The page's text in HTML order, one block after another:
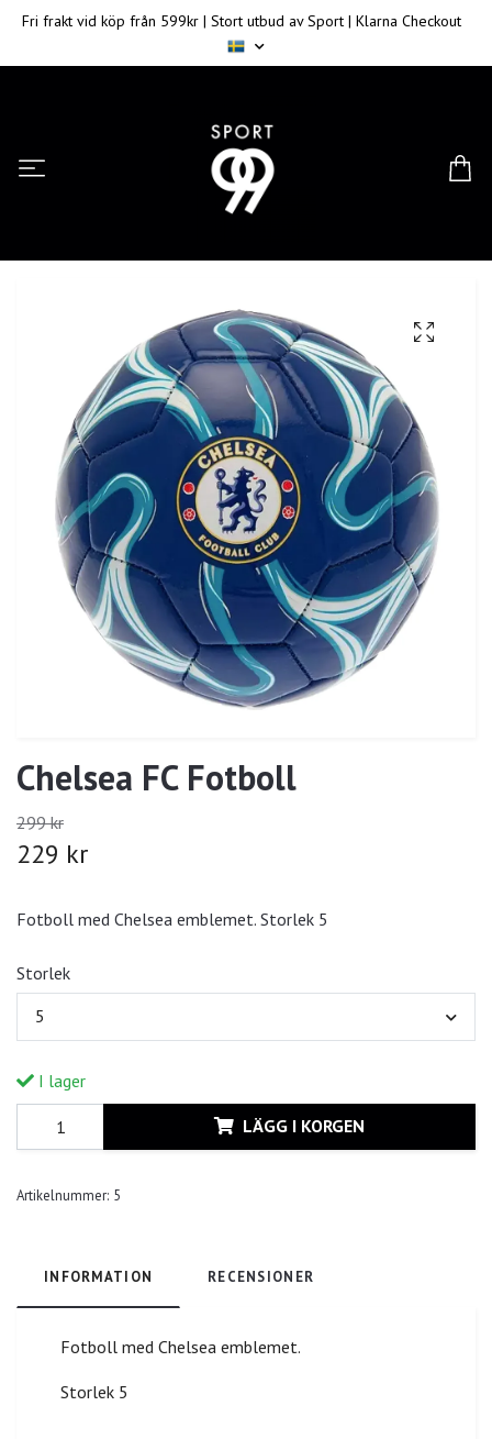
Fri frakt vid köp från 599kr | Stort utbud av Sport | Klarna Checkout
Chelsea FC Fotboll
299 kr
229 kr
Fotboll med Chelsea emblemet. Storlek 5
Storlek
5
I lager
LÄGG I KORGEN
Artikelnummer: 5
INFORMATION RECENSIONER
Fotboll med Chelsea emblemet.
Storlek 5